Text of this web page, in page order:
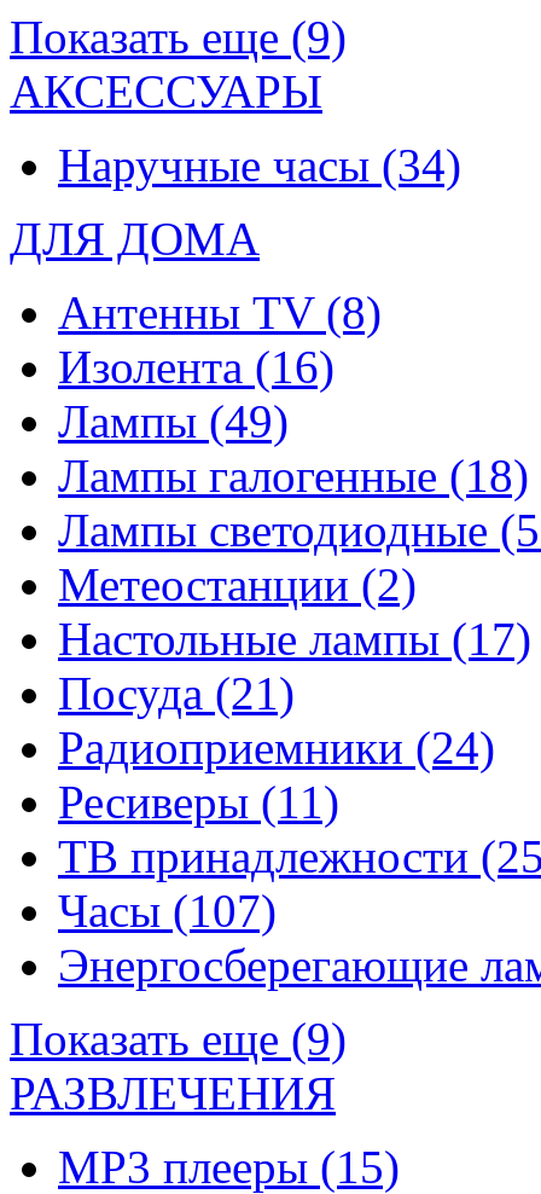
Показать еще (9)
АКСЕССУАРЫ
Наручные часы (34)
ДЛЯ ДОМА
Антенны TV (8)
Изолента (16)
Лампы (49)
Лампы галогенные (18)
Лампы светодиодные
Метеостанции (2)
Настольные лампы (17)
Посуда (21)
Радиоприемники (24)
Ресиверы (11)
ТВ принадлежности
Часы (107)
Энергосберегающие
Показать еще (9)
РАЗВЛЕЧЕНИЯ
MP3 плееры (15)